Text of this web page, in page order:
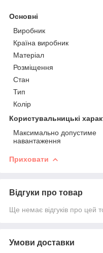
Основні
Виробник
Країна виробник
Матеріал
Розміщення
Стан
Тип
Колір
Користувальницькі
Максимально допустиме
навантаження
Приховати
Відгуки про товар
Ще немає відгуків про цей
Умови доставки